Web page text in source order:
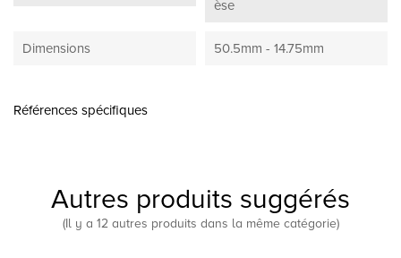
èse
Dimensions 50.5mm - 14.75mm
Références spécifiques
Autres produits suggérés
(Il y a 12 autres produits dans la même catégorie)